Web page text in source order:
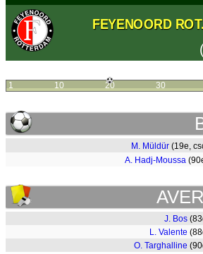
FEYENOORD ROT.
1 10 20 30
M. Müldür (19e,
A. Hadj-Moussa
J. Bos
L. Valente
O. Targhalline